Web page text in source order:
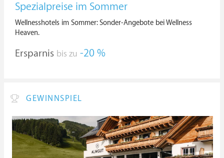
Spezialpreise im Sommer
Wellnesshotels im Sommer: Sonder-Angebote bei Wellness
Heaven.
Ersparnis bis zu -20 %
GEWINNSPIEL